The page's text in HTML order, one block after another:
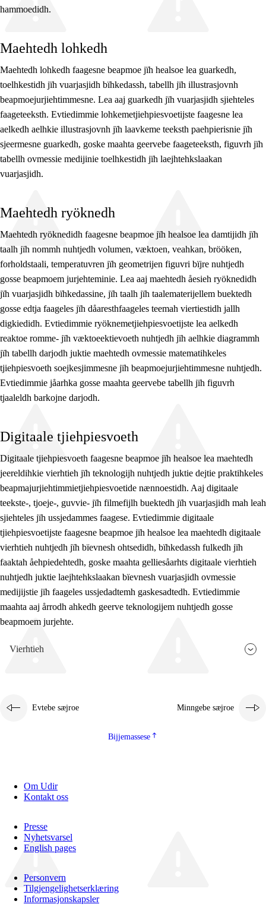
hammoedidh.
Maehtedh lohkedh
Maehtedh lohkedh faagesne beapmoe jïh healsoe lea guarkedh,
toelhkestidh jïh vuarjasjidh bïhkedassh, tabellh jïh illustrasjovnh
beapmoejurjiehtimmesne. Lea aaj guarkedh jïh vuarjasjidh sjiehteles
faageteeksth. Evtiedimmie lohkemetjiehpiesvoetijste faagesne lea
aelkedh aelhkie illustrasjovnh jïh laavkeme teeksth paehpierisnie jïh
sjeermesne guarkedh, goske maahta geervebe faageteeksth, figuvrh jïh
tabellh ovmessie medijinie toelhkestidh jïh laejhtehkslaakan
vuarjasjidh.
Maehtedh ryöknedh
Maehtedh ryöknedidh faagesne beapmoe jïh healsoe lea damtijidh jïh
taalh jïh nommh nuhtjedh volumen, væktoen, veahkan, brööken,
forholdstaali, temperatuvren jïh geometrijen figuvri bïjre nuhtjedh
gosse beapmoem jurjehteminie. Lea aaj maehtedh åesieh ryöknedidh
jïh vuarjasjidh bïhkedassine, jïh taalh jïh taalematerijellem buektedh
gosse edtja faageles jïh dåaresthfaageles teemah viertiestidh jallh
digkiedidh. Evtiedimmie ryöknemetjiehpiesvoetijste lea aelkedh
reaktoe romme- jïh væktoeektievoeth nuhtjedh jïh aelhkie diagrammh
jïh tabellh darjodh juktie maehtedh ovmessie matematihkeles
tjiehpiesvoeth soejkesjimmesne jïh beapmoejurjiehtimmesne nuhtjedh.
Evtiedimmie jåarhka gosse maahta geervebe tabellh jïh figuvrh
tjaaleldh barkojne darjodh.
Digitaale tjiehpiesvoeth
Digitaale tjiehpiesvoeth faagesne beapmoe jïh healsoe lea maehtedh
jeereldihkie vierhtieh jïh teknologijh nuhtjedh juktie dejtie praktihkeles
beapmajurjiehtimmietjiehpiesvoetide nænnoestidh. Aaj digitaale
teekste-, tjoeje-, guvvie- jïh filmefijlh buektedh jïh vuarjasjidh mah leah
sjiehteles jïh ussjedammes faagese. Evtiedimmie digitaale
tjiehpiesvoetijste faagesne beapmoe jïh healsoe lea maehtedh digitaale
vierhtieh nuhtjedh jïh bïevnesh ohtsedidh, bïhkedassh fulkedh jïh
faaktah åehpiedehtedh, goske maahta gelliesåarhts digitaale vierhtieh
nuhtjedh juktie laejhtehkslaakan bïevnesh vuarjasjidh ovmessie
medijijstie jïh faageles ussjedadtemh gaskesadtedh. Evtiedimmie
maahta aaj årrodh ahkedh geerve teknologijem nuhtjedh gosse
beapmoem jurjehte.
Vierhtieh
Evtebe sæjroe Minngebe sæjroe
Bijjemassese
Om Udir
Kontakt oss
Presse
Nyhetsvarsel
English pages
Personvern
Tilgjengelighetserklæring
Informasjonskapsler